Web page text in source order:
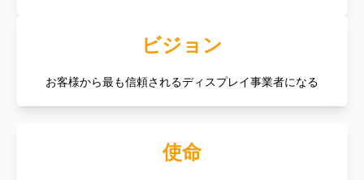
ビジョン
お客様から最も信頼されるディスプレイ事業者になる
使命